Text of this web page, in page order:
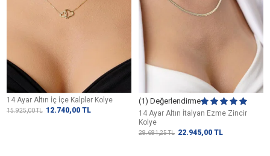
14 Ayar Altın İç İçe Kalpler Kolye
15.925,00TL 12.740,00 TL
(1) Değerlendirme
14 Ayar Altın İtalyan Ezme Zincir
Kolye
28.681,25TL 22.945,00 TL